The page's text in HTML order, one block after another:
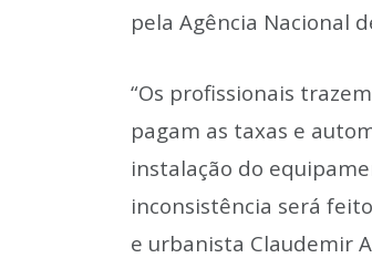
pela Agência Nacional
“Os profissionais
pagam as taxas e
instalação do
inconsistência será
e urbanista Claudemir